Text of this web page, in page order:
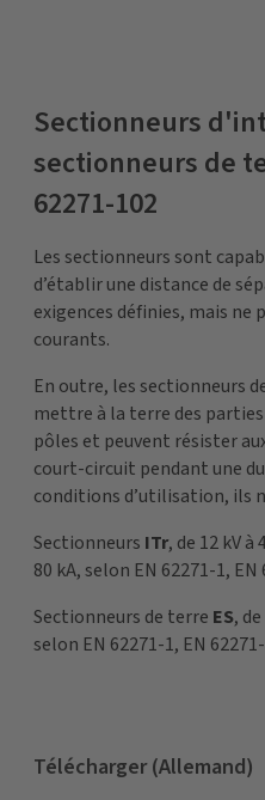
Sectionneurs
sectionneurs de
62271-102
Les sectionneurs sont
d’établir une distance de
exigences définies, mais ne
courants.
En outre, les sectionneurs
mettre à la terre des
pôles et peuvent résister
court-circuit pendant une
conditions d’utilisation, ils
Sectionneurs ITr, de 12 kV à
80 kA, selon EN 62271-1,
Sectionneurs de terre ES,
selon EN 62271-1, EN
Télécharger (Allemand)